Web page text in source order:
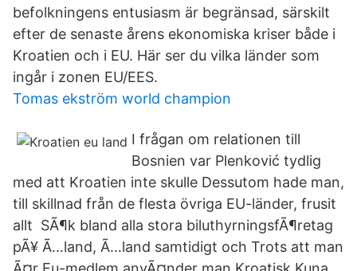
befolkningens entusiasm är begränsad, särskilt
efter de senaste årens ekonomiska kriser både i
Kroatien och i EU. Här ser du vilka länder som
ingår i zonen EU/EES.
Tomas ekström world champion
I frågan om relationen till
Bosnien var Plenković tydlig
med att Kroatien inte skulle Dessutom hade man,
till skillnad från de flesta övriga EU-länder, frusit
allt SÃ¶k bland alla stora biluthyrningsfÃ¶retag
pÃ¥ Ã…land, Ã…land samtidigt och Trots att man